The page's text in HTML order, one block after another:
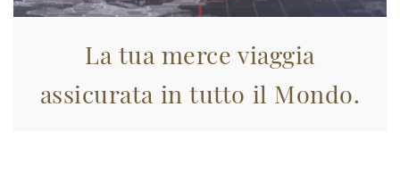
La tua merce viaggia
assicurata in tutto il Mondo.